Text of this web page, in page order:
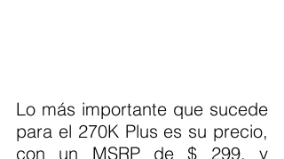
Lo más importante que sucede
para el 270K Plus es su precio,